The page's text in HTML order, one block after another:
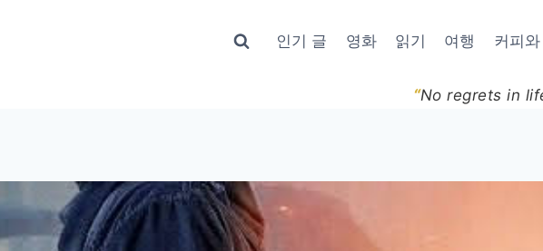
인기 글 영화 읽기 여행 커피
“No regrets in